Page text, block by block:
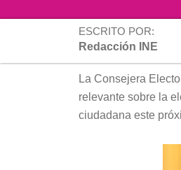
ESCRITO POR:
Redacción INE
La Consejera
relevante sobre la
ciudadana este